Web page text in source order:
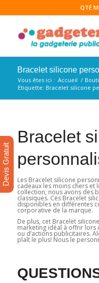
QTÉ
Bracelet silicone
Vous êtes ici : Accueil /
Etiquette: Bracelet silicone
Bracelet
Les Bracelet silicone
cadeaux les moins chers et
collection, nous avons des
classiques. Ces Bracelet
disponibles en différentes
corporative de la marque.
De plus, cet Bracelet
marketing idéal à offrir lors
ou d’actions publicitaires.
plaît le plus! Nous le
Devis Gratuit